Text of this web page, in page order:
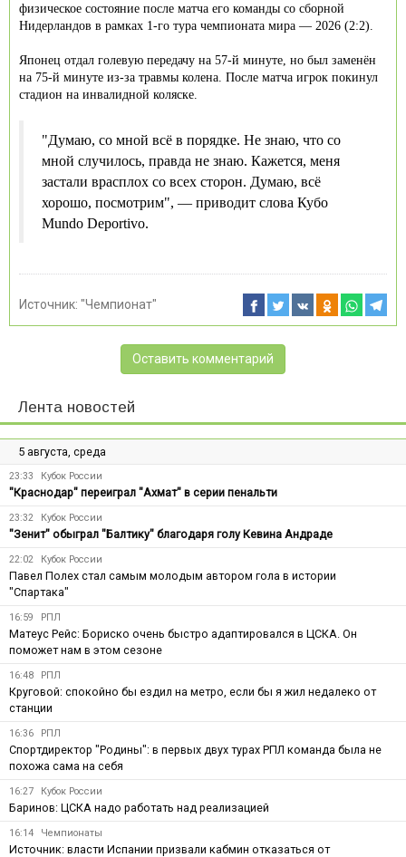
физическое состояние после матча его команды со сборной
Нидерландов в рамках 1-го тура чемпионата мира — 2026 (2:2).
Японец отдал голевую передачу на 57-й минуте, но был заменён
на 75-й минуте из-за травмы колена. После матча игрок покинул
стадион на инвалидной коляске.
"Думаю, со мной всё в порядке. Не знаю, что со
мной случилось, правда не знаю. Кажется, меня
застали врасплох со всех сторон. Думаю, всё
хорошо, посмотрим", — приводит слова Кубо
Mundo Deportivo.
Источник: "Чемпионат"
Оставить комментарий
Лента новостей
5 августа, среда
23:33 Кубок России
"Краснодар" переиграл "Ахмат" в серии пенальти
23:32 Кубок России
"Зенит" обыграл "Балтику" благодаря голу Кевина Андраде
22:02 Кубок России
Павел Полех стал самым молодым автором гола в истории
"Спартака"
16:59 РПЛ
Матеус Рейс: Бориско очень быстро адаптировался в ЦСКА. Он
поможет нам в этом сезоне
16:48 РПЛ
Круговой: спокойно бы ездил на метро, если бы я жил недалеко от
станции
16:36 РПЛ
Спортдиректор "Родины": в первых двух турах РПЛ команда была не
похожа сама на себя
16:27 Кубок России
Баринов: ЦСКА надо работать над реализацией
16:14 Чемпионаты
Источник: власти Испании призвали кабмин отказаться от